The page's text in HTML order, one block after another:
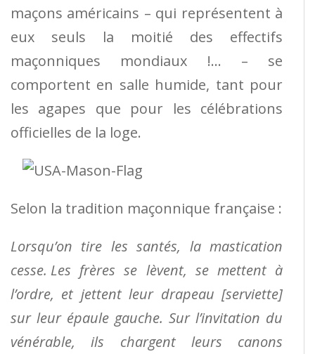
maçons américains – qui représentent à
eux seuls la moitié des effectifs
maçonniques mondiaux !… – se
comportent en salle humide, tant pour
les agapes que pour les célébrations
officielles de la loge.
Selon la tradition maçonnique française :
Lorsqu’on tire les santés, la mastication
cesse. Les frères se lèvent, se mettent à
l’ordre, et jettent leur drapeau [serviette]
sur leur épaule gauche. Sur l’invitation du
vénérable, ils chargent leurs canons